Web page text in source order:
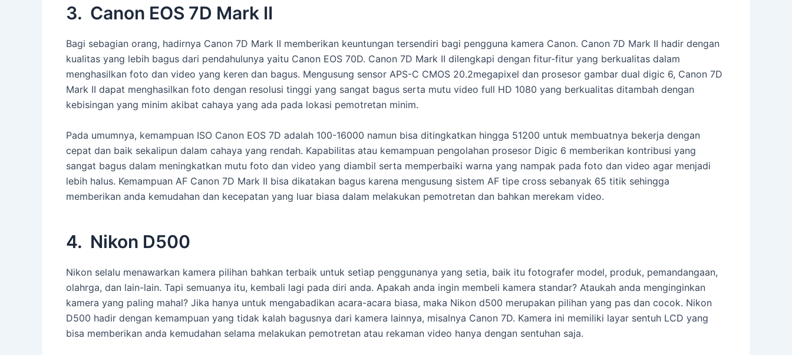
3. Canon EOS 7D Mark II
Bagi sebagian orang, hadirnya Canon 7D Mark II memberikan keuntungan tersendiri bagi pengguna kamera Canon. Canon 7D Mark II hadir dengan
kualitas yang lebih bagus dari pendahulunya yaitu Canon EOS 70D. Canon 7D Mark II dilengkapi dengan fitur-fitur yang berkualitas dalam
menghasilkan foto dan video yang keren dan bagus. Mengusung sensor APS-C CMOS 20.2megapixel dan prosesor gambar dual digic 6, Canon 7D
Mark II dapat menghasilkan foto dengan resolusi tinggi yang sangat bagus serta mutu video full HD 1080 yang berkualitas ditambah dengan
kebisingan yang minim akibat cahaya yang ada pada lokasi pemotretan minim.
Pada umumnya, kemampuan ISO Canon EOS 7D adalah 100-16000 namun bisa ditingkatkan hingga 51200 untuk membuatnya bekerja dengan
cepat dan baik sekalipun dalam cahaya yang rendah. Kapabilitas atau kemampuan pengolahan prosesor Digic 6 memberikan kontribusi yang
sangat bagus dalam meningkatkan mutu foto dan video yang diambil serta memperbaiki warna yang nampak pada foto dan video agar menjadi
lebih halus. Kemampuan AF Canon 7D Mark II bisa dikatakan bagus karena mengusung sistem AF tipe cross sebanyak 65 titik sehingga
memberikan anda kemudahan dan kecepatan yang luar biasa dalam melakukan pemotretan dan bahkan merekam video.
4. Nikon D500
Nikon selalu menawarkan kamera pilihan bahkan terbaik untuk setiap penggunanya yang setia, baik itu fotografer model, produk, pemandangaan,
olahrga, dan lain-lain. Tapi semuanya itu, kembali lagi pada diri anda. Apakah anda ingin membeli kamera standar? Ataukah anda menginginkan
kamera yang paling mahal? Jika hanya untuk mengabadikan acara-acara biasa, maka Nikon d500 merupakan pilihan yang pas dan cocok. Nikon
D500 hadir dengan kemampuan yang tidak kalah bagusnya dari kamera lainnya, misalnya Canon 7D. Kamera ini memiliki layar sentuh LCD yang
bisa memberikan anda kemudahan selama melakukan pemotretan atau rekaman video hanya dengan sentuhan saja.